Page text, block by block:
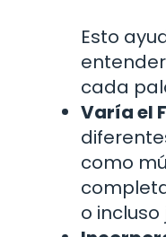
Esto
cada
Varía el
como
o